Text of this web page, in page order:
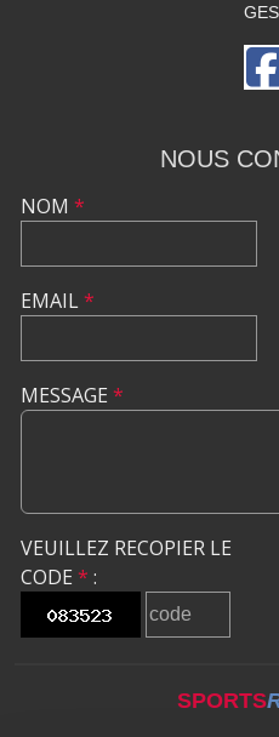
NOUS
NOM *
EMAIL*
MESSAGE *
VEUILLEZ RECOPIER LE
CODE * :
SPORTS